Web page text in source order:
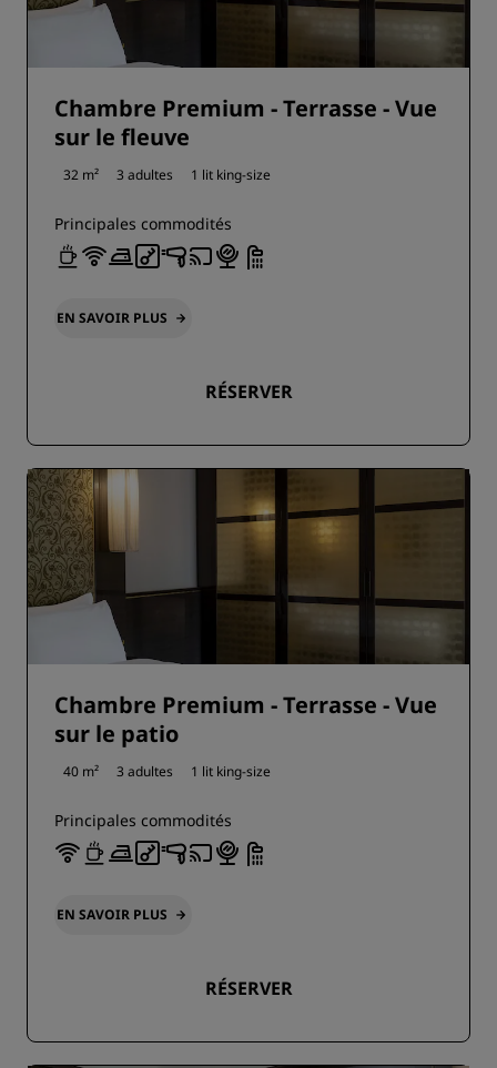
Chambre Premium - Terrasse - Vue
sur le fleuve
32 m² 3 adultes 1 lit king-size
Principales commodités
EN SAVOIR PLUS
RÉSERVER
Chambre Premium - Terrasse - Vue
sur le patio
40 m² 3 adultes 1 lit king-size
Principales commodités
EN SAVOIR PLUS
RÉSERVER